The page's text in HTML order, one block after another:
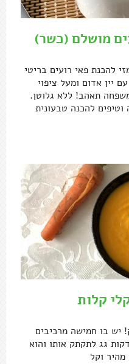
מושלם (כשר)
להכנת פאי רועים בריטי
יין אדום ומעל ציפוי
תאהב! ללא גלוטן.
להכנה טבעונית
קלות
יש בו חמישה מרכיבים
(כולל מים שמן ומלח), לוקח 15 דקות גג לתקתק אותו והוא
וקל